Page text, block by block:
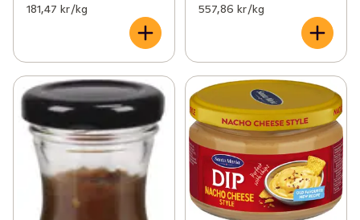
181,47 kr /kg 557,86 kr /kg